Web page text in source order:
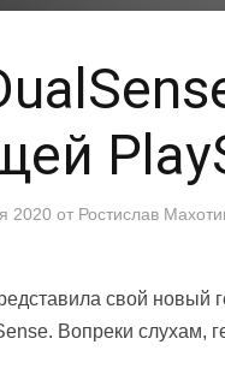
2020 от Ростислав
свой новый
Вопреки слухам,